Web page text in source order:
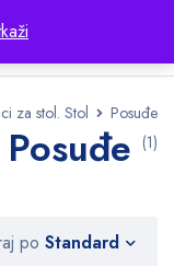
za stol. Stol Posuđe
Posuđe (1)
po Standard